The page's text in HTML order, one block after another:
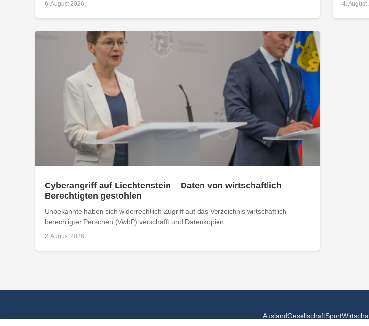
6. August 2026 4. August
Cyberangriff auf Liechtenstein – Daten von wirtschaftlich
Berechtigten gestohlen
Unbekannte haben sich widerrechtlich Zugriff auf das Verzeichnis wirtschaftlich
berechtigter Personen (VwbP) verschafft und Datenkopien...
2. August 2026
AuslandGesellschaftSport